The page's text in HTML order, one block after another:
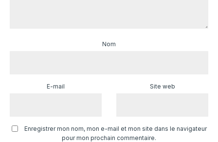
Nom
E-mail Site web
Enregistrer mon nom, mon e-mail et mon site dans le navigateur
pour mon prochain commentaire.